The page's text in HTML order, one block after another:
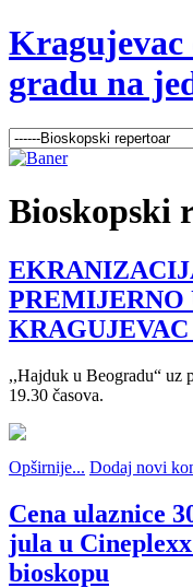
Kragujevac
gradu na
Bioskopski
,,Hajduk u Beogradu“ uz
19.30 časova.
Opširnije... Dodaj novi
Cena ulaznice
jula u
bioskopu